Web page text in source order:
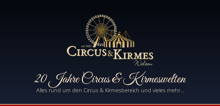
20 Jahre Circus & Kirmeswelten
Alles rund um den Circus & Kirmesbereich und vieles mehr…